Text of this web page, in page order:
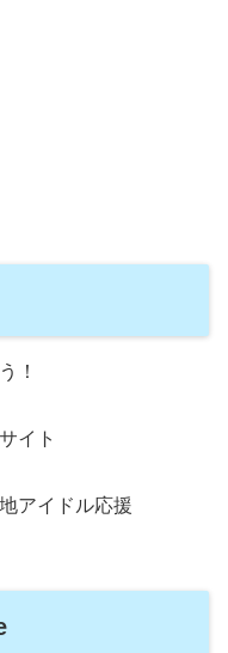
！
イト
アイドル応援